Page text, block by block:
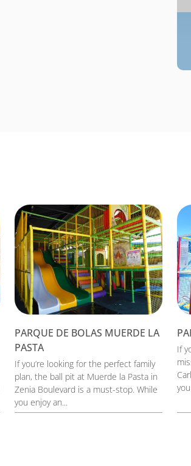
PARQUE DE BOLAS MUERDE LA
PASTA
If you’re looking for the perfect family
plan, the ball pit at Muerde la Pasta in
Zenia Boulevard is a must-stop. While
you enjoy an...
If